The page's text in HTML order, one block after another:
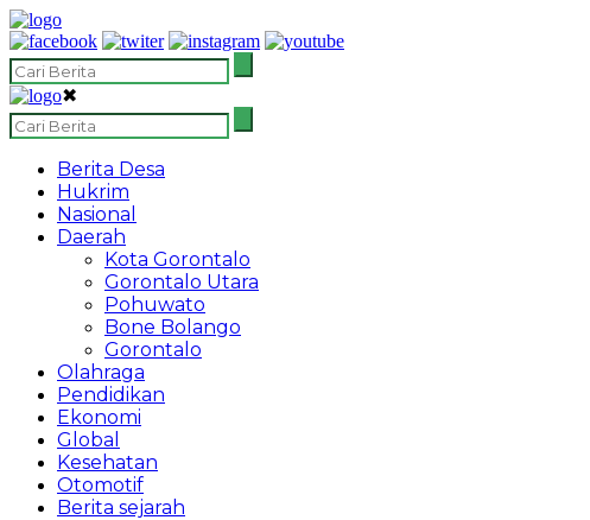
✖
Berita Desa
Hukrim
Nasional
Daerah
Kota Gorontalo
Gorontalo Utara
Pohuwato
Bone Bolango
Gorontalo
Olahraga
Pendidikan
Ekonomi
Global
Kesehatan
Otomotif
Berita sejarah